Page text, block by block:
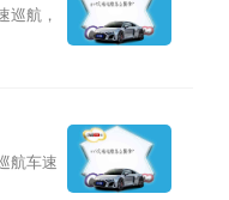
巡航，
航车速